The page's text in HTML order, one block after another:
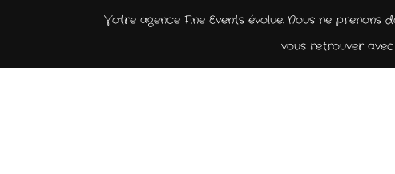
Votre agence Fine Events évolue. Nous ne
vous retrouver